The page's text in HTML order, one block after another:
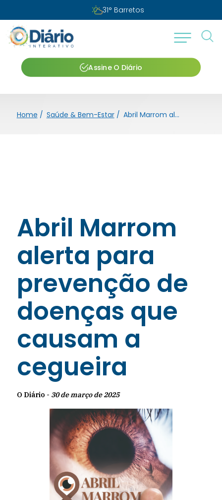
Sexta-feira, 07 de agosto de 2026
Assine O Diário
Home / Saúde & Bem-Estar/ Abril Marrom alerta para prevenção de doenças que causam a cegueira
Abril Marrom
alerta para
prevenção de
doenças que
causam a
cegueira
O Diário - 30 de março de 2025